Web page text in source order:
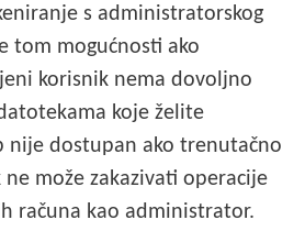
s administratorskog
tom mogućnosti ako
korisnik nema dovoljno
koje želite
nije dostupan ako trenutačno
može zakazivati operacije
računa kao administrator.